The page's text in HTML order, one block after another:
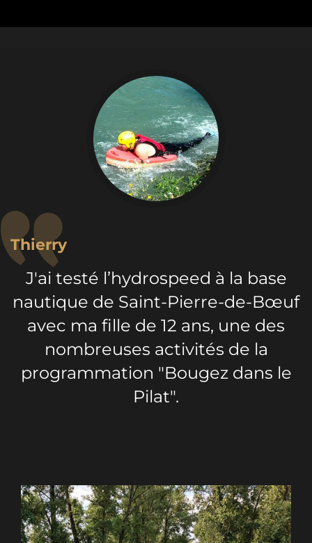
Thierry
J'ai testé l’hydrospeed à la base
nautique de Saint-Pierre-de-Bœuf
avec ma fille de 12 ans, une des
nombreuses activités de la
programmation "Bougez dans le
Pilat".